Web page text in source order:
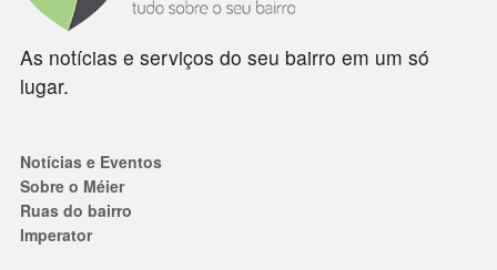
As notícias e serviços do seu bairro em um só
lugar.
Notícias e Eventos
Sobre o Méier
Ruas do bairro
Imperator